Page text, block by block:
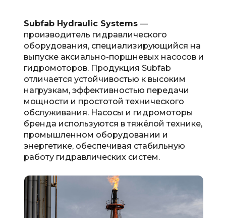
Subfab Hydraulic Systems—
производитель гидравлического
оборудования, специализирующийся на
выпуске аксиально-поршневых насосов и
гидромоторов. Продукция Subfab
отличается устойчивостью к высоким
нагрузкам, эффективностью передачи
мощности и простотой технического
обслуживания. Насосы и гидромоторы
бренда используются в тяжёлой технике,
промышленном оборудовании и
энергетике, обеспечивая стабильную
работу гидравлических систем.